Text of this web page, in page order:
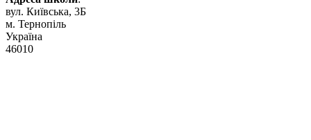
вул. Київська, 3Б
м. Тернопіль
Україна
46010